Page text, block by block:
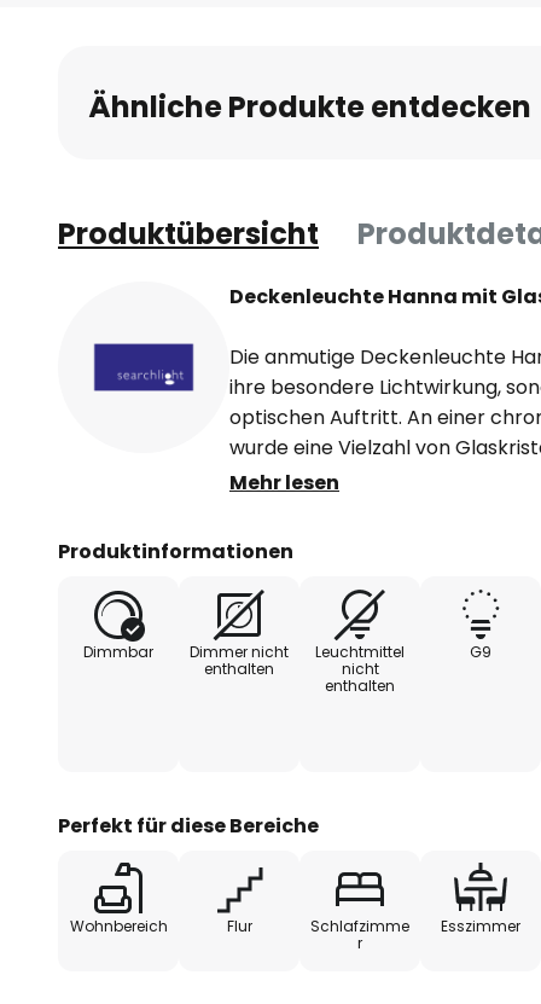
Bildgalerie
springen
Ähnliche Produkte entdecken
Produktübersicht
Deckenleuchte Hanna mit
Die anmutige Deckenleuchte
ihre besondere Lichtwirkung,
optischen Auftritt. An einer
wurde eine Vielzahl von
wie kleine Kugeln gestaltet
elegantes Funkeln, bei
Eingangsbereich, die
glamouröser Blickfang sofort
Mehr lesen
Produktinformationen
Dimmbar
Dimmer nicht
enthalten
Leuchtmittel
nicht
enthalten
G9
Perfekt für diese Bereiche
Wohnbereich Flur
Schlafzimme
r
Esszimmer